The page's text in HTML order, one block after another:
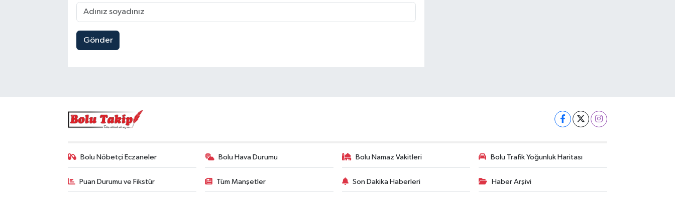
Gönder
Bolu Nöbetçi Eczaneler Bolu Hava Durumu Bolu Namaz Vakitleri Bolu Trafik Yoğunluk Haritası
Puan Durumu ve Fikstür Tüm Manşetler Son Dakika Haberleri Haber Arşivi